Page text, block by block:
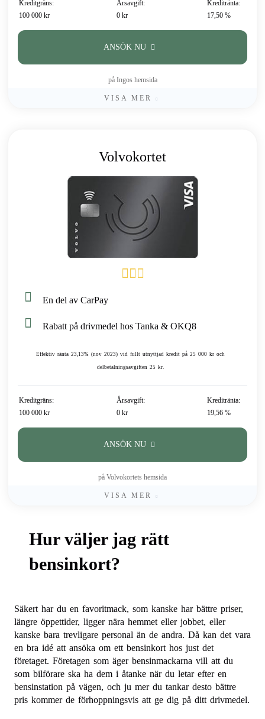
Kreditgräns:
100 000 kr
Årsavgift:
0 kr
Kreditränta:
17,50 %
ANSÖK NU
på Ingos hemsida
VISA MER
Volvokortet
En del av CarPay
Rabatt på drivmedel hos Tanka & OKQ8
Effektiv ränta 23,13% (nov 2023) vid fullt utnyttjad kredit på 25 000 kr och
delbetalningsavgiften 25 kr.
Kreditgräns:
100 000 kr
Årsavgift:
0 kr
Kreditränta:
19,56 %
ANSÖK NU
på Volvokortets hemsida
VISA MER
Hur väljer jag rätt
bensinkort?
Säkert har du en favoritmack, som kanske har bättre priser,
längre öppettider, ligger nära hemmet eller jobbet, eller
kanske bara trevligare personal än de andra. Då kan det vara
en bra idé att ansöka om ett bensinkort hos just det
företaget. Företagen som äger bensinmackarna vill att du
som bilförare ska ha dem i åtanke när du letar efter en
bensinstation på vägen, och ju mer du tankar desto bättre
pris kommer de förhoppningsvis att ge dig på ditt drivmedel.